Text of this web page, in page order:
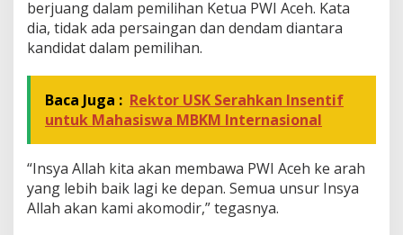
berjuang dalam pemilihan Ketua PWI Aceh. Kata
dia, tidak ada persaingan dan dendam diantara
kandidat dalam pemilihan.
Baca Juga : Rektor USK Serahkan Insentif
untuk Mahasiswa MBKM Internasional
“Insya Allah kita akan membawa PWI Aceh ke arah
yang lebih baik lagi ke depan. Semua unsur Insya
Allah akan kami akomodir,” tegasnya.